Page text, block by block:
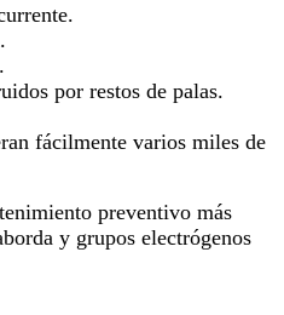
por restos de palas.
fácilmente varios miles de
preventivo más
y grupos electrógenos